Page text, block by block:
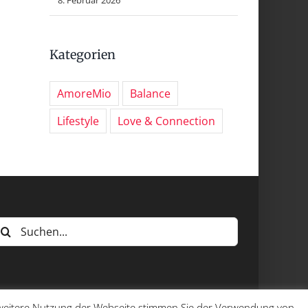
Kategorien
AmoreMio
Balance
Lifestyle
Love & Connection